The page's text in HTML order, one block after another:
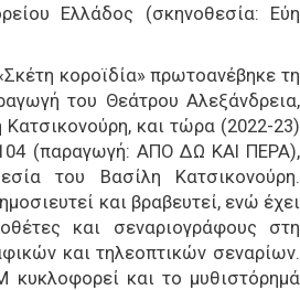
Ελλάδος (σκηνοθεσία: Εύη
κοροϊδία» πρωτοανέβηκε τη
του Θεάτρου Αλεξάνδρεια,
και τώρα (2022-23)
(παραγωγή: ΑΠΟ ΔΩ ΚΑΙ ΠΕΡΑ),
του Βασίλη Κατσικονούρη.
και βραβευτεί, ενώ έχει
και σεναριογράφους στη
και τηλεοπτικών σεναρίων.
και το μυθιστόρημά